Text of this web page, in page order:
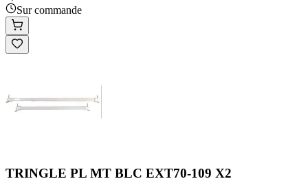
Sur commande
TRINGLE PL MT BLC EXT70-109 X2